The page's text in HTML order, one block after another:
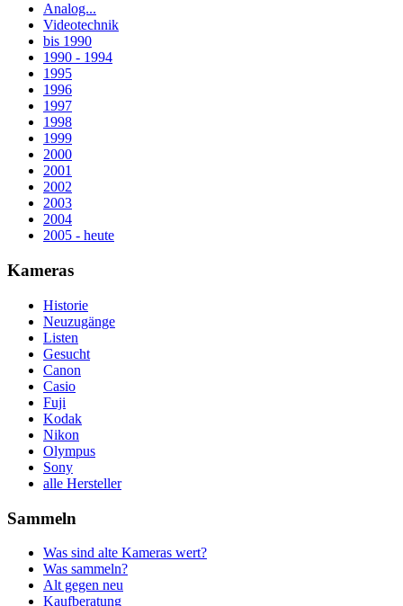
Analog...
Videotechnik
bis 1990
1990 - 1994
1995
1996
1997
1998
1999
2000
2001
2002
2003
2004
2005 - heute
Kameras
Historie
Neuzugänge
Listen
Gesucht
Canon
Casio
Fuji
Kodak
Nikon
Olympus
Sony
alle Hersteller
Sammeln
Was sind alte Kameras wert?
Was sammeln?
Alt gegen neu
Kaufberatung